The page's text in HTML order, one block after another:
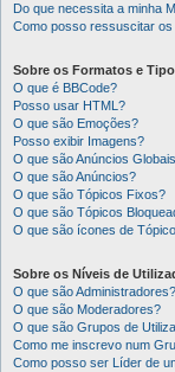
Do que necessita a minha
Como posso ressuscitar
Sobre os Formatos e
O que é BBCode?
Posso usar HTML?
O que são Emoções?
Posso exibir Imagens?
O que são Anúncios
O que são Anúncios?
O que são Tópicos Fixos?
O que são Tópicos
O que são ícones de
Sobre os Níveis de
O que são Administradores?
O que são Moderadores?
O que são Grupos de
Como me inscrevo num
Como posso ser Líder de